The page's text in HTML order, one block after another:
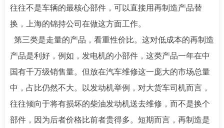
往往不是车辆的最核心部件，可以直接用再制造产品替
换，上海的锦持公司在做这方面工作。
第三类是走量的产品，看重性价比。这对低成本的再制造
产品是利好，例如，发电机的小部件，这类产品一年在中
国有千万级销售量。但放在汽车维修这一庞大的市场总量
中，占比仍然不大。以发动机举例，对大货车司机而言，
往往倾向于将有损坏的柴油发动机送去维修，而不是换个
部件，因为后者价格比前者贵得多。短期而言，再制造是